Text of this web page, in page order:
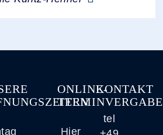
ONLINE-
TERMINVERGABE
Hier
KONTAKT
tel